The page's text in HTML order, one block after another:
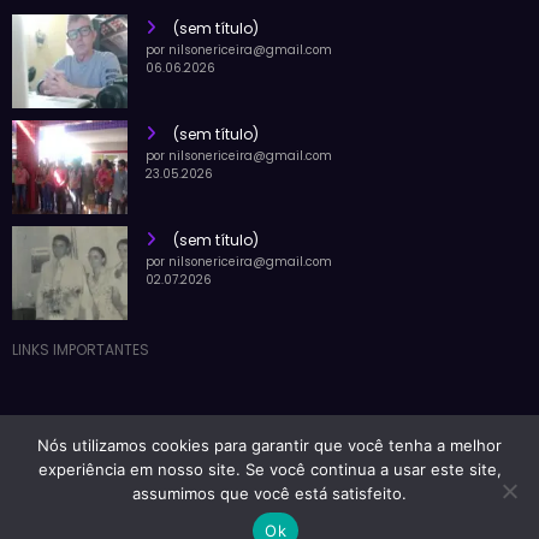
(sem título)
por nilsonericeira@gmail.com
06.06.2026
(sem título)
por nilsonericeira@gmail.com
23.05.2026
(sem título)
por nilsonericeira@gmail.com
02.07.2026
LINKS IMPORTANTES
Blog Nilson Ericeira | Powered BySpiceThemes
Nós utilizamos cookies para garantir que você tenha a melhor
experiência em nosso site. Se você continua a usar este site,
assumimos que você está satisfeito.
Ok